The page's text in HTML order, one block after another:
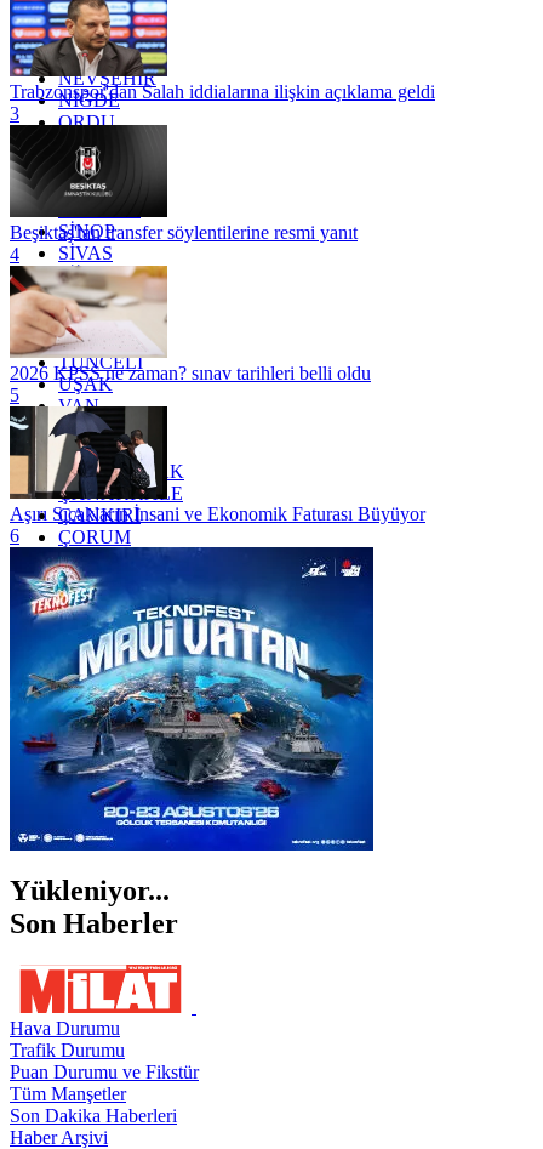
MERSİN
MUĞLA
MUŞ
NEVŞEHİR
NİĞDE
ORDU
OSMANİYE
RİZE
SAKARYA
SİNOP
SİVAS
SİİRT
TEKİRDAĞ
TOKAT
TRABZON
TUNCELİ
UŞAK
VAN
YALOVA
YOZGAT
ZONGULDAK
ÇANAKKALE
ÇANKIRI
ÇORUM
İSTANBUL
İZMİR
ŞANLIURFA
ŞIRNAK
Trabzonspor'dan Salah iddialarına ilişkin açıklama geldi
3
Beşiktaş'tan transfer söylentilerine resmi yanıt
4
2026 KPSS ne zaman? sınav tarihleri belli oldu
5
Aşırı Sıcakların İnsani ve Ekonomik Faturası Büyüyor
6
Yükleniyor...
Son Haberler
Hava Durumu
Trafik Durumu
Puan Durumu ve Fikstür
Tüm Manşetler
Son Dakika Haberleri
Haber Arşivi